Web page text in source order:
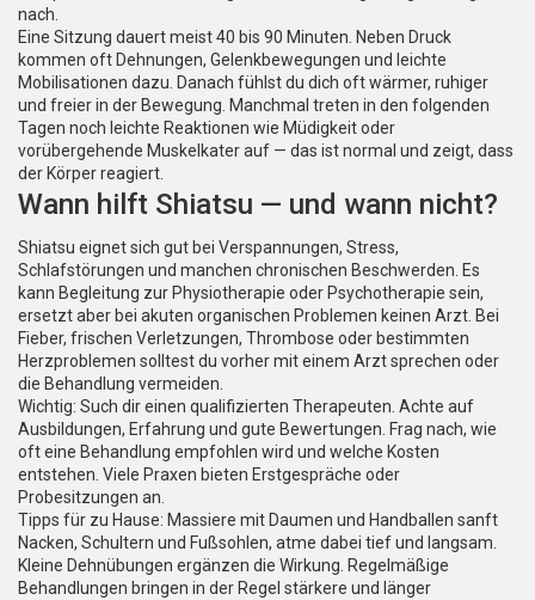
nach.
Eine Sitzung dauert meist 40 bis 90 Minuten. Neben Druck
kommen oft Dehnungen, Gelenkbewegungen und leichte
Mobilisationen dazu. Danach fühlst du dich oft wärmer, ruhiger
und freier in der Bewegung. Manchmal treten in den folgenden
Tagen noch leichte Reaktionen wie Müdigkeit oder
vorübergehende Muskelkater auf — das ist normal und zeigt, dass
der Körper reagiert.
Wann hilft Shiatsu — und wann nicht?
Shiatsu eignet sich gut bei Verspannungen, Stress,
Schlafstörungen und manchen chronischen Beschwerden. Es
kann Begleitung zur Physiotherapie oder Psychotherapie sein,
ersetzt aber bei akuten organischen Problemen keinen Arzt. Bei
Fieber, frischen Verletzungen, Thrombose oder bestimmten
Herzproblemen solltest du vorher mit einem Arzt sprechen oder
die Behandlung vermeiden.
Wichtig: Such dir einen qualifizierten Therapeuten. Achte auf
Ausbildungen, Erfahrung und gute Bewertungen. Frag nach, wie
oft eine Behandlung empfohlen wird und welche Kosten
entstehen. Viele Praxen bieten Erstgespräche oder
Probesitzungen an.
Tipps für zu Hause: Massiere mit Daumen und Handballen sanft
Nacken, Schultern und Fußsohlen, atme dabei tief und langsam.
Kleine Dehnübungen ergänzen die Wirkung. Regelmäßige
Behandlungen bringen in der Regel stärkere und länger